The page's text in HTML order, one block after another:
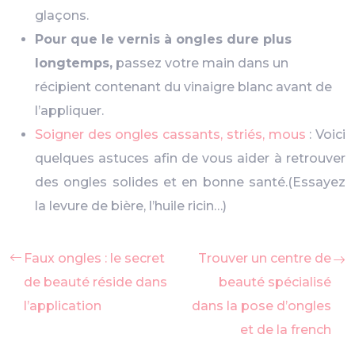
glaçons.
Pour que le vernis à ongles dure plus
longtemps, passez votre main dans un
récipient contenant du vinaigre blanc avant de
l’appliquer.
Soigner des ongles cassants, striés, mous : Voici
quelques astuces afin de vous aider à retrouver
des ongles solides et en bonne santé.(Essayez
la levure de bière, l’huile ricin…)
Faux ongles : le secret
de beauté réside dans
l’application
Trouver un centre de
beauté spécialisé
dans la pose d’ongles
et de la french